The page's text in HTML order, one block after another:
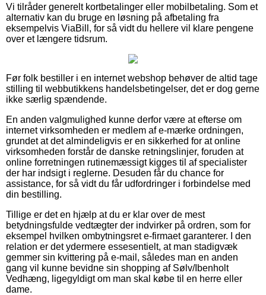
Vi tilråder generelt kortbetalinger eller mobilbetaling. Som et
alternativ kan du bruge en løsning på afbetaling fra
eksempelvis ViaBill, for så vidt du hellere vil klare pengene
over et længere tidsrum.
Før folk bestiller i en internet webshop behøver de altid tage
stilling til webbutikkens handelsbetingelser, det er dog gerne
ikke særlig spændende.
En anden valgmulighed kunne derfor være at efterse om
internet virksomheden er medlem af e-mærke ordningen,
grundet at det almindeligvis er en sikkerhed for at online
virksomheden forstår de danske retningslinjer, foruden at
online forretningen rutinemæssigt kigges til af specialister
der har indsigt i reglerne. Desuden får du chance for
assistance, for så vidt du får udfordringer i forbindelse med
din bestilling.
Tillige er det en hjælp at du er klar over de mest
betydningsfulde vedtægter der indvirker på ordren, som for
eksempel hvilken ombytningsret e-firmaet garanterer. I den
relation er det ydermere essesentielt, at man stadigvæk
gemmer sin kvittering på e-mail, således man en anden
gang vil kunne bevidne sin shopping af Sølv/Ibenholt
Vedhæng, ligegyldigt om man skal købe til en herre eller
dame.